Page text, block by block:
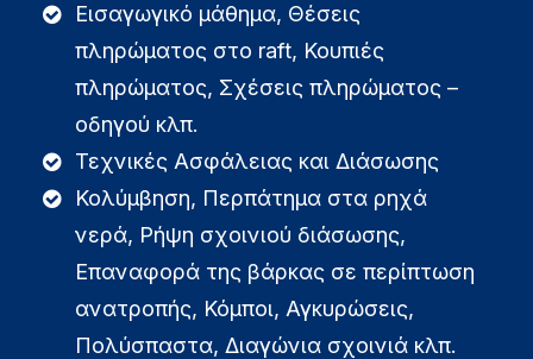
Εισαγωγικό μάθημα, Θέσεις
πληρώματος στο raft, Κουπιές
πληρώματος, Σχέσεις πληρώματος –
οδηγού κλπ.
Τεχνικές Ασφάλειας και Διάσωσης
Κολύμβηση, Περπάτημα στα ρηχά
νερά, Ρήψη σχοινιού διάσωσης,
Επαναφορά της βάρκας σε περίπτωση
ανατροπής, Κόμποι, Αγκυρώσεις,
Πολύσπαστα, Διαγώνια σχοινιά κλπ.